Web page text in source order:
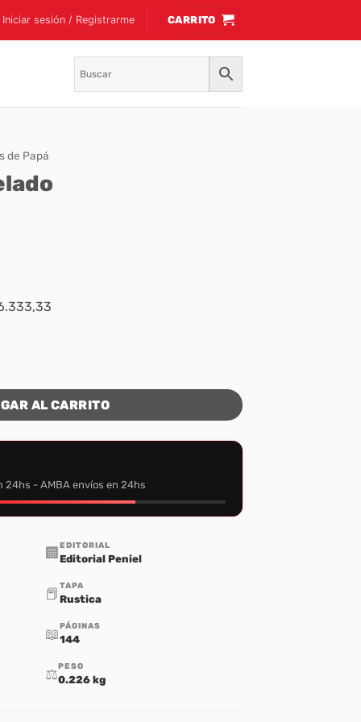
Iniciar sesión / Registrarme CARRITO
de Papá
AL CARRITO
24hs - AMBA envíos en 24hs
🏢 EDITORIAL
Editorial Peniel
📕 TAPA
Rustica
📖PÁGINAS
144
⚖️PESO
0.226 kg